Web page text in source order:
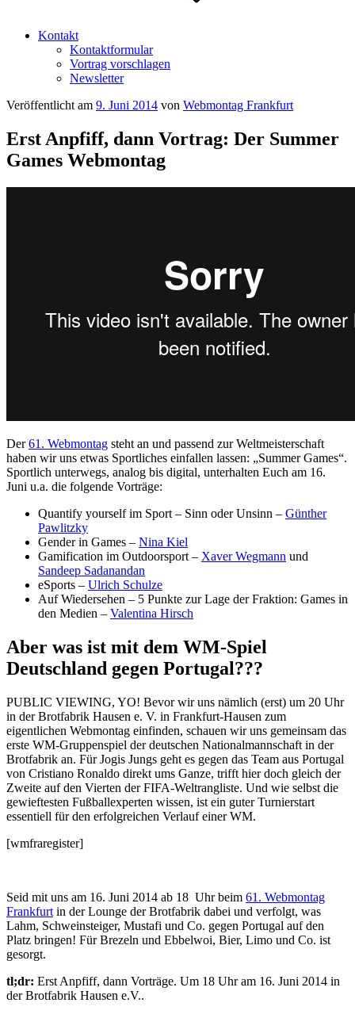
Kontakt
Kontaktformular
Vortrag vorschlagen
Newsletter
Veröffentlicht am 9. Juni 2014 von Webmontag Frankfurt
Erst Anpfiff, dann Vortrag: Der Summer
Games Webmontag
Der61. Webmontag steht an und passend zur Weltmeisterschaft
haben wir uns etwas Sportliches einfallen lassen: „Summer Games“.
Sportlich unterwegs, analog bis digital, unterhalten Euch am 16.
Juni u.a. die folgende Vorträge:
Quantify yourself im Sport – Sinn oder Unsinn – Günther
Pawlitzky
Gender in Games – Nina Kiel
Gamification im Outdoorsport – Xaver Wegmann und
Sandeep Sadanandan
eSports – Ulrich Schulze
Auf Wiedersehen – 5 Punkte zur Lage der Fraktion: Games in
den Medien – Valentina Hirsch
Aber was ist mit dem WM-Spiel
Deutschland gegen Portugal???
PUBLIC VIEWING, YO! Bevor wir uns nämlich (erst) um 20 Uhr
in der Brotfabrik Hausen e. V. in Frankfurt-Hausen zum
eigentlichen Webmontag einfinden, schauen wir uns gemeinsam das
erste WM-Gruppenspiel der deutschen Nationalmannschaft in der
Brotfabrik an. Für Jogis Jungs geht es gegen das Team aus Portugal
von Cristiano Ronaldo direkt ums Ganze, trifft hier doch gleich der
Zweite auf den Vierten der FIFA-Weltrangliste. Und wie selbst die
gewieftesten Fußballexperten wissen, ist ein guter Turnierstart
essentiell für den erfolgreichen Verlauf einer WM.
[wmfraregister]
Seid mit uns am 16. Juni 2014 ab 18 Uhr beim 61. Webmontag
Frankfurt in der Lounge der Brotfabrik dabei und verfolgt, was
Lahm, Schweinsteiger, Mustafi und Co. gegen Portugal auf den
Platz bringen! Für Brezeln und Ebbelwoi, Bier, Limo und Co. ist
gesorgt.
tl;dr: Erst Anpfiff, dann Vorträge. Um 18 Uhr am 16. Juni 2014 in
der Brotfabrik Hausen e.V..